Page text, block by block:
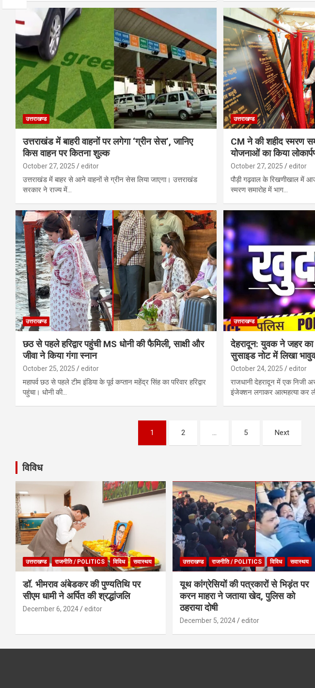
उत्तराखण्ड
उत्तराखंड में बाहरी वाहनों पर लगेगा ‘ग्रीन सेस’, जानिए
किस वाहन पर कितना शुल्क
October 27, 2025 editor
उत्तराखंड में बाहर से आने वाहनों से ग्रीन सेस लिया जाएगा। उत्तराखंड
सरकार ने राज्य में…
उत्तराखण्ड
CM ने की शहीद स्मरण
योजनाओं का किया
October 27, 2025 editor
पौड़ी गढ़वाल के रिखणीखाल में
स्मरण समारोह में भाग…
उत्तराखण्ड
छठ से पहले हरिद्वार पहुंची MS धोनी की फैमिली, साक्षी और
जीवा ने किया गंगा स्नान
October 25, 2025 editor
महापर्व छठ से पहले टीम इंडिया के पूर्व कप्तान महेंद्र सिंह का परिवार हरिद्वार
पहुंचा। धोनी की…
उत्तराखण्ड
देहरादून: युवक ने जहर
सुसाइड नोट में लिखा
October 24, 2025 editor
राजधानी देहरादून में एक निजी
इंजेक्शन लगाकर आत्महत्या कर
1 2 … 5 Next
विविध
उत्तराखण्ड राजनीति / POLITICS विविध सवास्थय
डॉ. भीमराव अंबेडकर की पुण्यतिथि पर
सीएम धामी ने अर्पित की श्रद्धांजलि
December 6, 2024 editor
उत्तराखण्ड राजनीति / POLITICS विविध सवास्थय
यूथ कांग्रेसियों की पत्रकारों से भिड़ंत पर
करन माहरा ने जताया खेद, पुलिस को
ठहराया दोषी
December 5, 2024 editor